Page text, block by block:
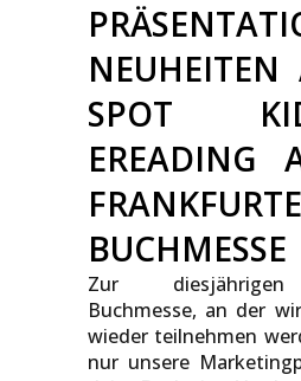
SPOT
EREADING
BUCHMESSE
Zur
Buchmesse, an der
wieder teilnehmen
nur unsere